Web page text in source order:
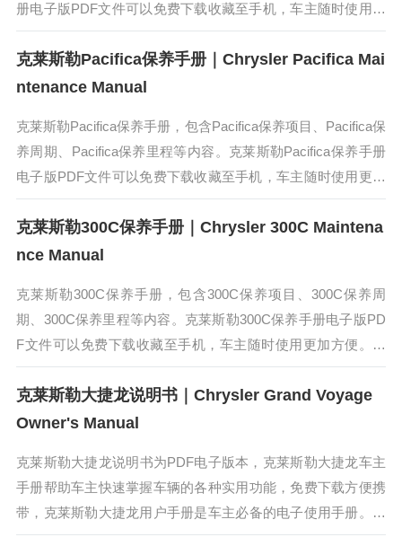
册电子版PDF文件可以免费下载收藏至手机，车主随时使用更
加方便。克莱斯勒Voyager在推出后将会...
克莱斯勒Pacifica保养手册｜Chrysler Pacifica Mai
ntenance Manual
克莱斯勒Pacifica保养手册，包含Pacifica保养项目、Pacifica保
养周期、Pacifica保养里程等内容。克莱斯勒Pacifica保养手册
电子版PDF文件可以免费下载收藏至手机，车主随时使用更加
方便。克莱斯勒Pacifica...
克莱斯勒300C保养手册｜Chrysler 300C Maintena
nce Manual
克莱斯勒300C保养手册，包含300C保养项目、300C保养周
期、300C保养里程等内容。克莱斯勒300C保养手册电子版PD
F文件可以免费下载收藏至手机，车主随时使用更加方便。克
莱斯勒300C是克莱斯勒公司投入10亿美金打造的其品牌史上最
豪...
克莱斯勒大捷龙说明书｜Chrysler Grand Voyage
Owner's Manual
克莱斯勒大捷龙说明书为PDF电子版本，克莱斯勒大捷龙车主
手册帮助车主快速掌握车辆的各种实用功能，免费下载方便携
带，克莱斯勒大捷龙用户手册是车主必备的电子使用手册。克
莱斯勒大捷龙是一款具有典型美国风格的车型，霸气十足。相